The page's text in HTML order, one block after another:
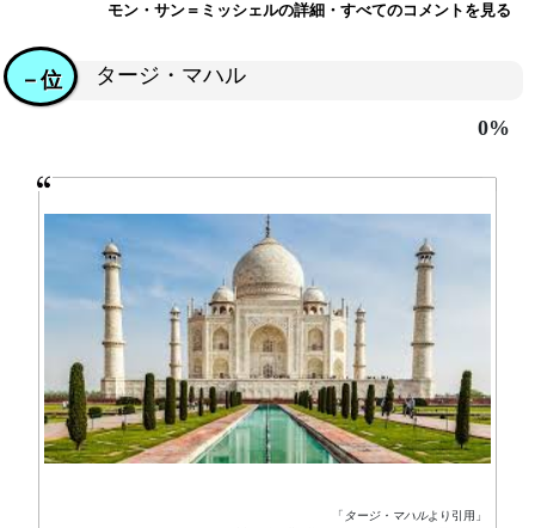
モン・サン＝ミッシェルの詳細・すべてのコメントを見る
タージ・マハル
－位
0%
「 タージ・マハルより引用」